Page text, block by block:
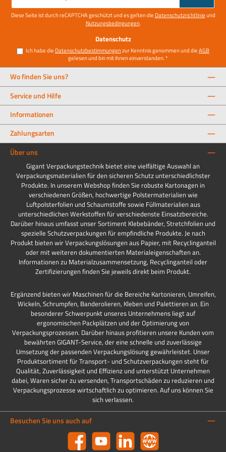
Adresse
*
Diese Seite ist durch reCAPTCHA geschützt und es gelten die Datenschutzrichtlinieund
Nutzungsbedingungen.
Datenschutz
Ich habe die Datenschutzbestimmungenzur Kenntnis genommen und dieAGB
gelesen und bin mit ihnen einverstanden.*
Wo finden Sie uns?
Service und Hilfe
Informationen
Zahlungsarten
Über uns
Gigant Verpackungstechnik bietet eine vielfältige Auswahl an
Verpackungsmaterialien für den sicheren Schutz unterschiedlichster
Produkte. In unserem Webshop finden Sie robuste Kartonagen in
verschiedenen Größen, hochwertige Polstermaterialien wie
Luftpolsterfolien und Schaumstoffe sowie Füllmaterialien aus
unterschiedlichen Werkstoffen für verschiedenste Einsatzbereiche.
Darüber hinaus umfasst unser Sortiment Klebebänder, Stretchfolien und
spezielle Schutzverpackungen für empfindliche Produkte. Je nach
Produkt bieten wir Verpackungslösungen aus Papier, mit Recyclinganteil
oder mit weiteren dokumentierten Materialeigenschaften an.
Informationen zu Materialzusammensetzung, Recyclinganteil oder
Zertifizierungen finden Sie jeweils direkt beim Produkt.
Ergänzend bieten wir Maschinen für die Bereiche Kartonieren, Umreifen,
Wickeln, Schrumpfen, Banderolieren, Kleben und Palettieren an. Ein
besonderer Schwerpunkt unseres Unternehmens liegt auf
ergonomischen Packplätzen und der Optimierung von
Verpackungsprozessen. Darüber hinaus profitieren unsere Kunden vom
bewährten GIGANT-Service, der eine schnelle und zuverlässige
Umsetzung der passenden Verpackungslösung gewährleistet. Unser
Produktsortiment für Transport- und Schutzverpackungen steht für
Qualität, Zuverlässigkeit und Effizienz und unterstützt Unternehmen
dabei, Waren sicher zu versenden, Transportschäden zu reduzieren und
Verpackungsprozesse wirtschaftlich zu optimieren. Auf uns können Sie
sich verlassen.
Besuchen Sie uns auch auf
Facebook YouTube LinkedIn Website